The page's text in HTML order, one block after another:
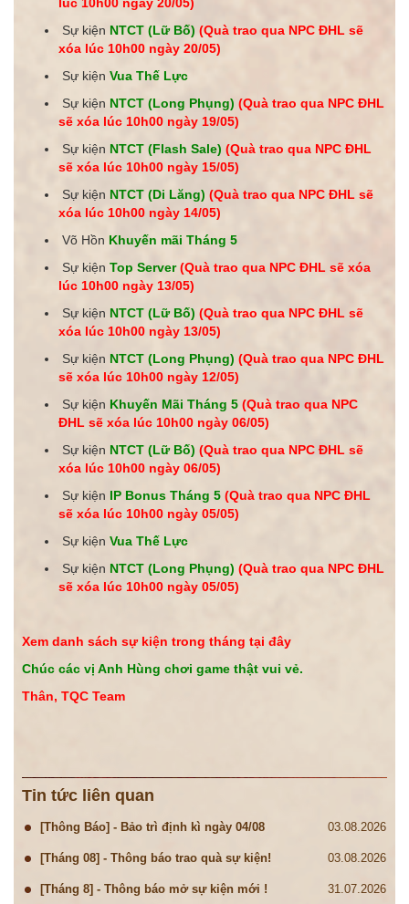
Sự kiện NTCT (Lữ Bố)(Quà trao qua NPC ĐHL sẽ
xóa lúc 10h00 ngày 20/05)
Sự kiện Vua Thế Lực
Sự kiện NTCT (Long Phụng)(Quà trao qua NPC ĐHL
sẽ xóa lúc 10h00 ngày 19/05)
Sự kiện NTCT (Flash Sale)(Quà trao qua NPC ĐHL
sẽ xóa lúc 10h00 ngày 15/05)
Sự kiện NTCT (Di Lăng)(Quà trao qua NPC ĐHL sẽ
xóa lúc 10h00 ngày 14/05)
Võ Hồn Khuyến mãi Tháng 5
Sự kiện Top Server(Quà trao qua NPC ĐHL sẽ xóa
lúc 10h00 ngày 13/05)
Sự kiện NTCT (Lữ Bố)(Quà trao qua NPC ĐHL sẽ
xóa lúc 10h00 ngày 13/05)
Sự kiện NTCT (Long Phụng)(Quà trao qua NPC ĐHL
sẽ xóa lúc 10h00 ngày 12/05)
Sự kiện Khuyến Mãi Tháng 5(Quà trao qua NPC
ĐHL sẽ xóa lúc 10h00 ngày 06/05)
Sự kiện NTCT (Lữ Bố)(Quà trao qua NPC ĐHL sẽ
xóa lúc 10h00 ngày06/05)
Sự kiện IP Bonus Tháng 5(Quà trao qua NPC ĐHL
sẽ xóa lúc 10h00 ngày 05/05)
Sự kiện Vua Thế Lực
Sự kiện NTCT (Long Phụng)(Quà trao qua NPC ĐHL
sẽ xóa lúc 10h00 ngày05/05)
Xem danh sách sự kiện trong tháng tại đây
Chúc các vị Anh Hùng chơi game thật vui vẻ.
Thân, TQC Team
Tin tức liên quan
[Thông Báo] - Bảo trì định kì ngày 04/08 03.08.2026
[Tháng 08] - Thông báo trao quà sự kiện! 03.08.2026
[Tháng 8] - Thông báo mở sự kiện mới ! 31.07.2026